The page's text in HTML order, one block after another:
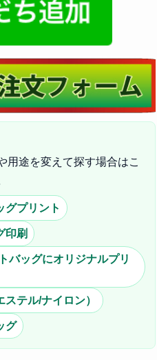
用途を変えて探す場合はこ
グプリント
印刷
バッグにオリジナルプリ
ステル/ナイロン）
グ